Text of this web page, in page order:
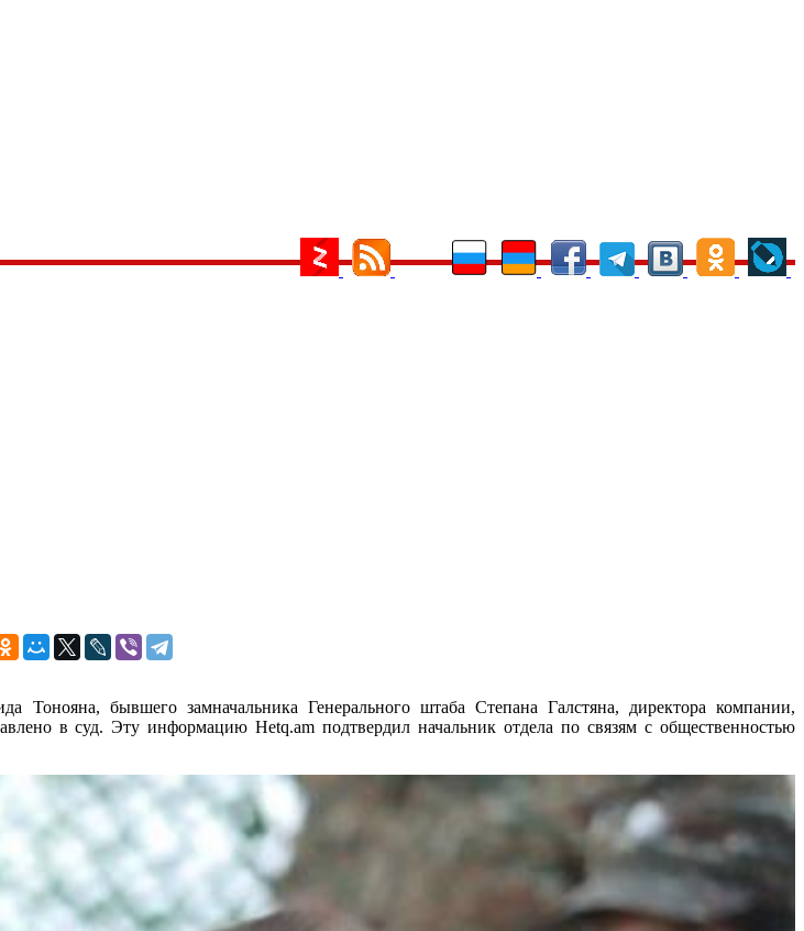
бывшего замначальника Генерального штаба Степана Галстяна, директора компании,
в суд. Эту информацию Hetq.am подтвердил начальник отдела по связям с общественностью